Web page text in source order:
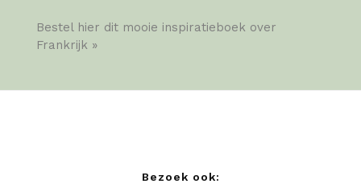
Bestel hier dit mooie inspiratieboek over
Frankrijk »
Bezoek ook: